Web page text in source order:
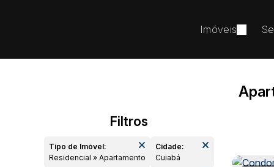
Imóveis
Tipo de Imóvel:
Residencial » Apartamento
Cidade:
Cuiabá